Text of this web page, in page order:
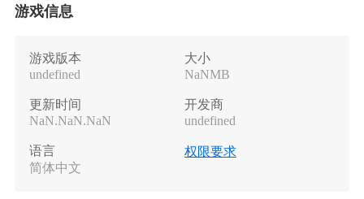
游戏信息
游戏版本
undefined
大小
NaNMB
更新时间
NaN.NaN.NaN
开发商
undefined
语言
简体中文
权限要求